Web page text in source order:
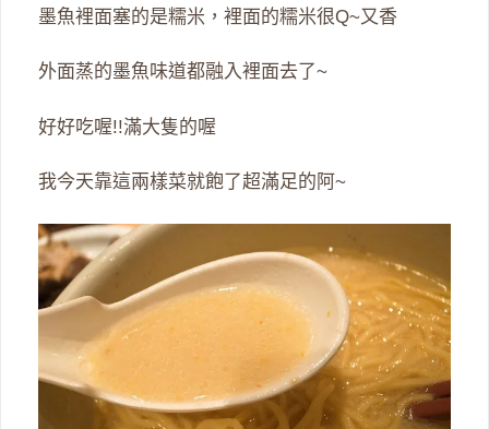
墨魚裡面塞的是糯米，裡面的糯米很Q~又香
外面蒸的墨魚味道都融入裡面去了~
好好吃喔!!滿大隻的喔
我今天靠這兩樣菜就飽了超滿足的阿~